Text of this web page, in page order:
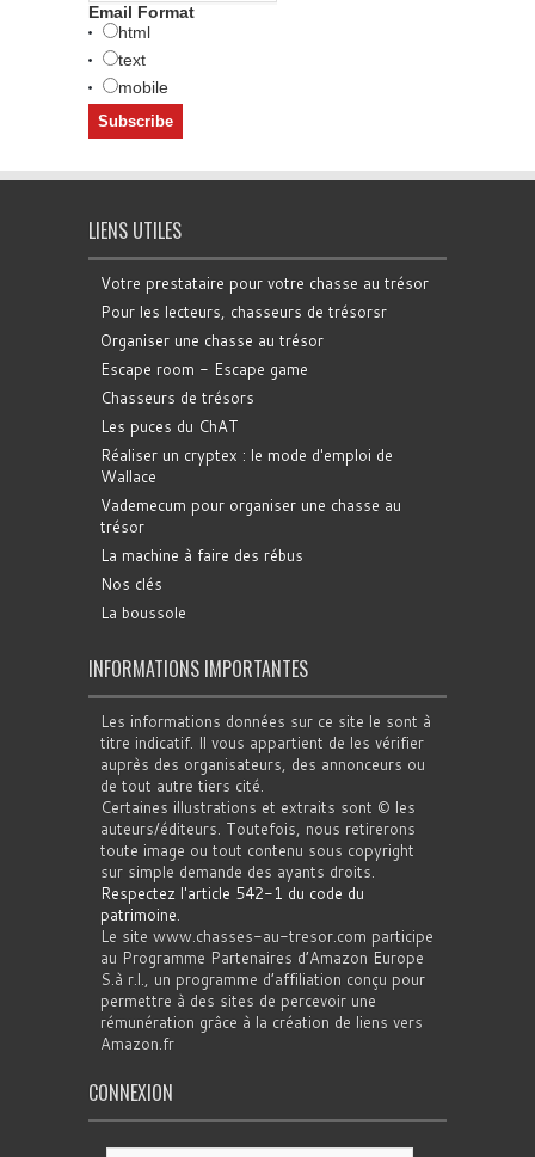
Email Format
html
text
mobile
LIENS UTILES
Votre prestataire pour votre chasse au trésor
Pour les lecteurs, chasseurs de trésorsr
Organiser une chasse au trésor
Escape room - Escape game
Chasseurs de trésors
Les puces du ChAT
Réaliser un cryptex : le mode d'emploi de
Wallace
Vademecum pour organiser une chasse au
trésor
La machine à faire des rébus
Nos clés
La boussole
INFORMATIONS IMPORTANTES
Les informations données sur ce site le sont à
titre indicatif. Il vous appartient de les vérifier
auprès des organisateurs, des annonceurs ou
de tout autre tiers cité.
Certaines illustrations et extraits sont © les
auteurs/éditeurs. Toutefois, nous retirerons
toute image ou tout contenu sous copyright
sur simple demande des ayants droits.
Respectez l'article 542-1 du code du
patrimoine
Le site www.chasses-au-tresor.com participe
au Programme Partenaires d’Amazon Europe
S.à r.l., un programme d’affiliation conçu pour
permettre à des sites de percevoir une
rémunération grâce à la création de liens vers
Amazon.fr
CONNEXION